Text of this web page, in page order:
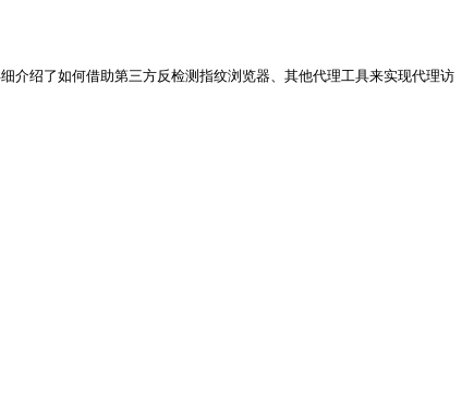
绍了如何借助第三方反检测指纹浏览器、其他代理工具来实现代理访